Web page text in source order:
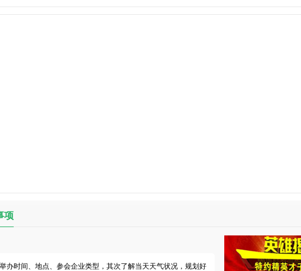
项
办时间、地点、参会企业类型，其次了解当天天气状况，规划好